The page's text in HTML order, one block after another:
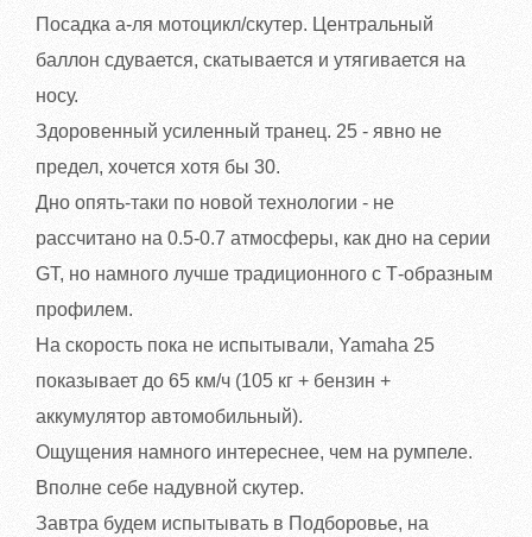
Посадка а-ля мотоцикл/скутер. Центральный
баллон сдувается, скатывается и утягивается на
носу.
Здоровенный усиленный транец. 25 - явно не
предел, хочется хотя бы 30.
Дно опять-таки по новой технологии - не
рассчитано на 0.5-0.7 атмосферы, как дно на серии
GT, но намного лучше традиционного с Т-образным
профилем.
На скорость пока не испытывали, Yamaha 25
показывает до 65 км/ч (105 кг + бензин +
аккумулятор автомобильный).
Ощущения намного интереснее, чем на румпеле.
Вполне себе надувной скутер.
Завтра будем испытывать в Подборовье, на